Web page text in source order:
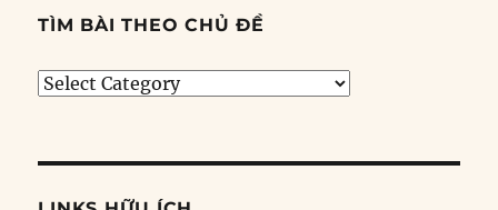
TÌM BÀI THEO CHỦ ĐỀ
Tìm